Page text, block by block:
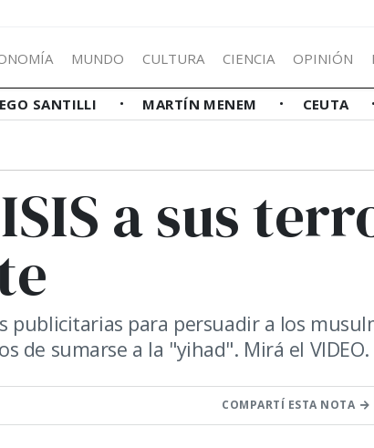
MUNDO CULTURA CIENCIA OPINIÓN
SANTILLI MARTÍN MENEM CEUTA
a sus
publicitarias para persuadir a los
de sumarse a la "yihad". Mirá el VIDEO.
COMPARTÍ ESTA NOTA